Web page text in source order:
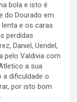
bola e isto é
do Dourado em
e os caras
perdidas
Daniel, Uendel,
pelo Valdivia com
a sua
a dificuldade o
por isto bom